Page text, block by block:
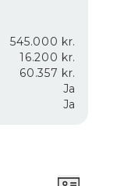
545.000 kr.
16.200 kr.
60.357 kr.
Ja
Ja